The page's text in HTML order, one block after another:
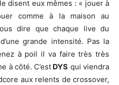
le disent eux mêmes : « jouer à
comme à la maison au
dire que chaque live du
grande intensité. Pas la
à poil il va faire très très
à côté. C’est DYS qui viendra
aux relents de crossover,